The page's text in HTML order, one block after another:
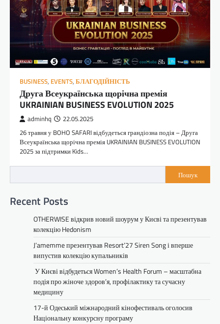
BUSINESS, EVENTS, БЛАГОДІЙНІСТЬ
Друга Всеукраїнська щорічна премія
UKRAINIAN BUSINESS EVOLUTION 2025
adminhq 22.05.2025
26 травня у BOHO SAFARI відбудеться грандіозна подія – Друга
Всеукраїнська щорічна премія UKRAINIAN BUSINESS EVOLUTION
2025 за підтримки Kids…
Пошук
Recent Posts
OTHERWISE відкрив новий шоурум у Києві та презентував
колекцію Hedonism
J’amemme презентував Resort’27 Siren Song і вперше
випустив колекцію купальників
У Києві відбудеться Women’s Health Forum – масштабна
подія про жіноче здоров’я, профілактику та сучасну
медицину
17-й Одеський міжнародний кінофестиваль оголосив
Національну конкурсну програму